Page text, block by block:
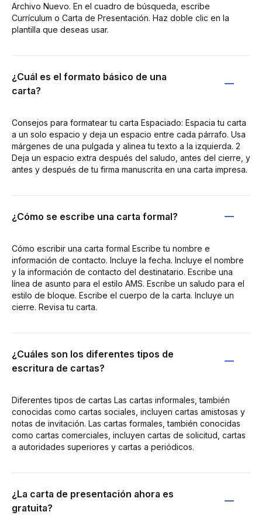
Archivo Nuevo. En el cuadro de búsqueda, escribe
Currículum o Carta de Presentación. Haz doble clic en la
plantilla que deseas usar.
¿Cuál es el formato básico de una
carta?
Consejos para formatear tu carta Espaciado: Espacia tu carta
a un solo espacio y deja un espacio entre cada párrafo. Usa
márgenes de una pulgada y alinea tu texto a la izquierda. 2
Deja un espacio extra después del saludo, antes del cierre, y
antes y después de tu firma manuscrita en una carta impresa.
¿Cómo se escribe una carta formal?
Cómo escribir una carta formal Escribe tu nombre e
información de contacto. Incluye la fecha. Incluye el nombre
y la información de contacto del destinatario. Escribe una
línea de asunto para el estilo AMS. Escribe un saludo para el
estilo de bloque. Escribe el cuerpo de la carta. Incluye un
cierre. Revisa tu carta.
¿Cuáles son los diferentes tipos de
escritura de cartas?
Diferentes tipos de cartas Las cartas informales, también
conocidas como cartas sociales, incluyen cartas amistosas y
notas de invitación. Las cartas formales, también conocidas
como cartas comerciales, incluyen cartas de solicitud, cartas
a autoridades superiores y cartas a periódicos.
¿La carta de presentación ahora es
gratuita?